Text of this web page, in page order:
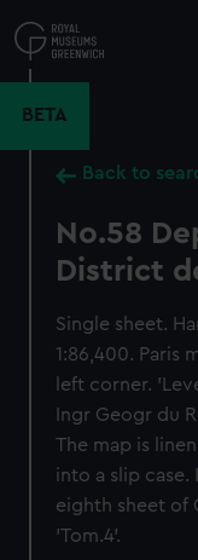
to
main
BETA
Back to
No.58
District
Single sheet.
1:86,400. Paris
left corner.
Ingr Geogr du
The map is
into a slip case.
eighth sheet of
'Tom.4'.